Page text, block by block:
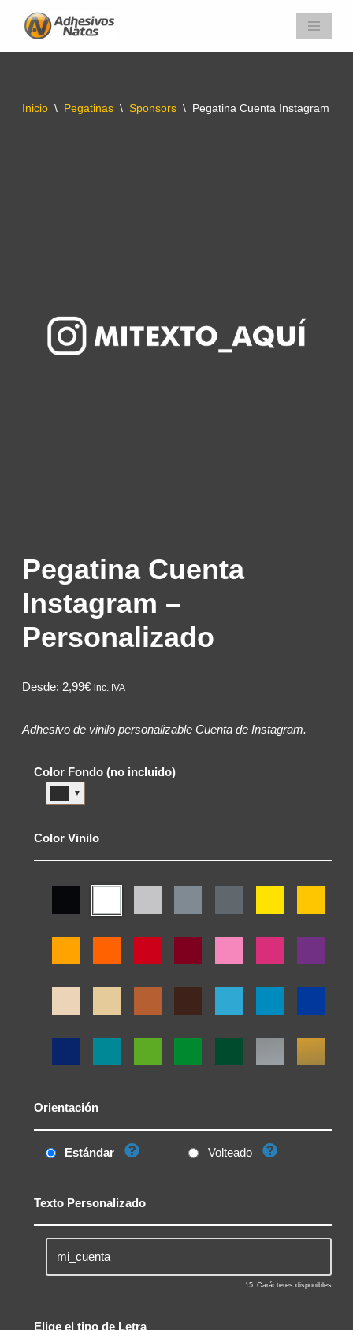
Saltar
Inicio \ Pegatinas \ Sponsors \ Pegatina Cuenta Instagram –
Pegatina Cuenta
Instagram –
Personalizado
Desde: 2,99€ inc. IVA
Adhesivo de vinilo personalizable Cuenta de Instagram.
Color Fondo (no incluido)
▼
Color Vinilo
Orientación
Estándar Volteado
Texto Personalizado
15 Carácteres disponibles
Elige el tipo de Letra